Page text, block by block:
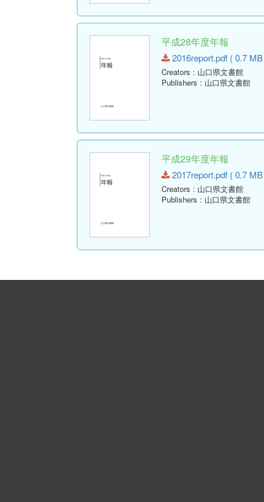
平成28年度年報
2016report.pdf ( 0.7
Creators : 山口県文書館
Publishers : 山口県文書館
平成29年度年報
2017report.pdf ( 0.7
Creators : 山口県文書館
Publishers : 山口県文書館